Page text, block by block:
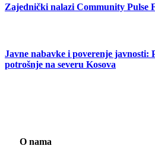
Zajednički nalazi Community Pulse
Javne nabavke i poverenje javnosti:
potrošnje na severu Kosova
O nama